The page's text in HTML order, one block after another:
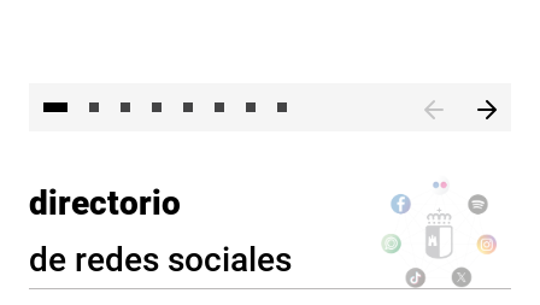
directorio
de redes sociales